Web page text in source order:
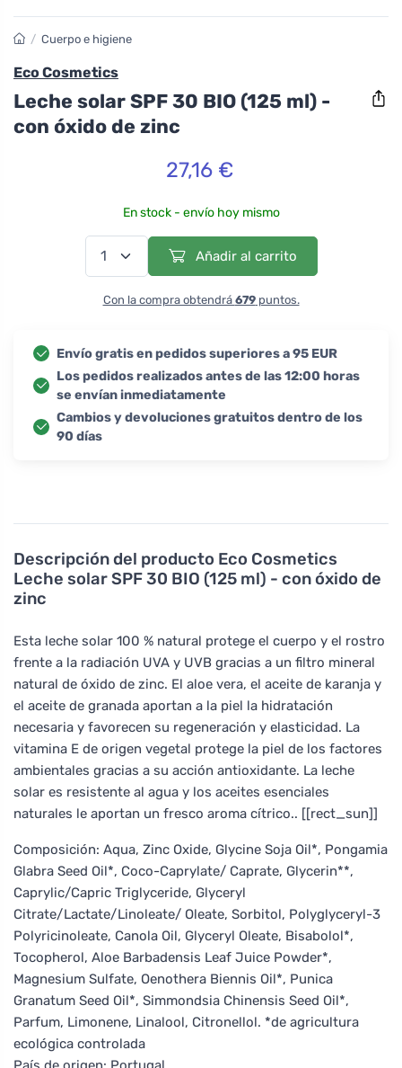
Descripción del producto Eco Cosmetics
Leche solar SPF 30 BIO (125 ml) - con óxido de
zinc
Esta leche solar 100 % natural protege el cuerpo y el rostro
frente a la radiación UVA y UVB gracias a un filtro mineral
natural de óxido de zinc. El aloe vera, el aceite de karanja y
el aceite de granada aportan a la piel la hidratación
necesaria y favorecen su regeneración y elasticidad. La
vitamina E de origen vegetal protege la piel de los factores
ambientales gracias a su acción antioxidante. La leche
solar es resistente al agua y los aceites esenciales
naturales le aportan un fresco aroma cítrico.. [[rect_sun]]
Composición: Aqua, Zinc Oxide, Glycine Soja Oil*, Pongamia
Glabra Seed Oil*, Coco-Caprylate/ Caprate, Glycerin**,
Caprylic/Capric Triglyceride, Glyceryl
Citrate/Lactate/Linoleate/ Oleate, Sorbitol, Polyglyceryl-3
Polyricinoleate, Canola Oil, Glyceryl Oleate, Bisabolol*,
Tocopherol, Aloe Barbadensis Leaf Juice Powder*,
Magnesium Sulfate, Oenothera Biennis Oil*, Punica
Granatum Seed Oil*, Simmondsia Chinensis Seed Oil*,
Parfum, Limonene, Linalool, Citronellol. *de agricultura
ecológica controlada
/ Cuerpo e higiene
Eco Cosmetics
Leche solar SPF 30 BIO (125 ml) -
con óxido de zinc
27,16 €
En stock - envío hoy mismo
Añadir al carrito
Con la compra obtendrá 679puntos.
Envío gratis en pedidos superiores a 95 EUR
Los pedidos realizados antes de las 12:00 horas
se envían inmediatamente
Cambios y devoluciones gratuitos dentro de los
90 días